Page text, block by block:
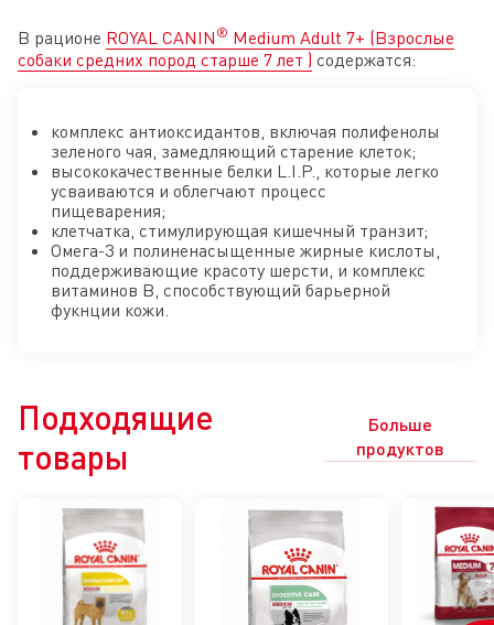
В рационе ROYAL CANIN ® Medium Adult 7+ (Взрослые
собаки средних пород старше 7 лет ) содержатся:
комплекс антиоксидантов, включая полифенолы
зеленого чая, замедляющий старение клеток;
высококачественные белки L.I.P., которые легко
усваиваются и облегчают процесс
пищеварения;
клетчатка, стимулирующая кишечный транзит;
Омега-3 и полиненасыщенные жирные кислоты,
поддерживающие красоту шерсти, и комплекс
витаминов В, способствующий барьерной
фукнции кожи.
Подходящие
товары
Больше
продуктов